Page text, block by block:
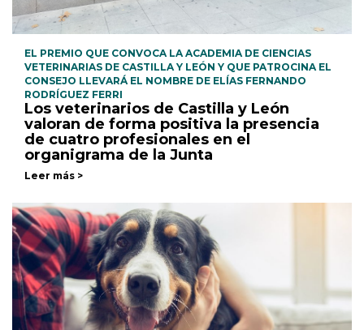
EL PREMIO QUE CONVOCA LA ACADEMIA DE CIENCIAS
VETERINARIAS DE CASTILLA Y LEÓN Y QUE PATROCINA EL
CONSEJO LLEVARÁ EL NOMBRE DE ELÍAS FERNANDO
RODRÍGUEZ FERRI
Los veterinarios de Castilla y León
valoran de forma positiva la presencia
de cuatro profesionales en el
organigrama de la Junta
Leer más >